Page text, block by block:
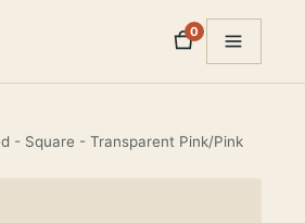
0
proizvodOtvori
- Square - Transparent Pink/Pink